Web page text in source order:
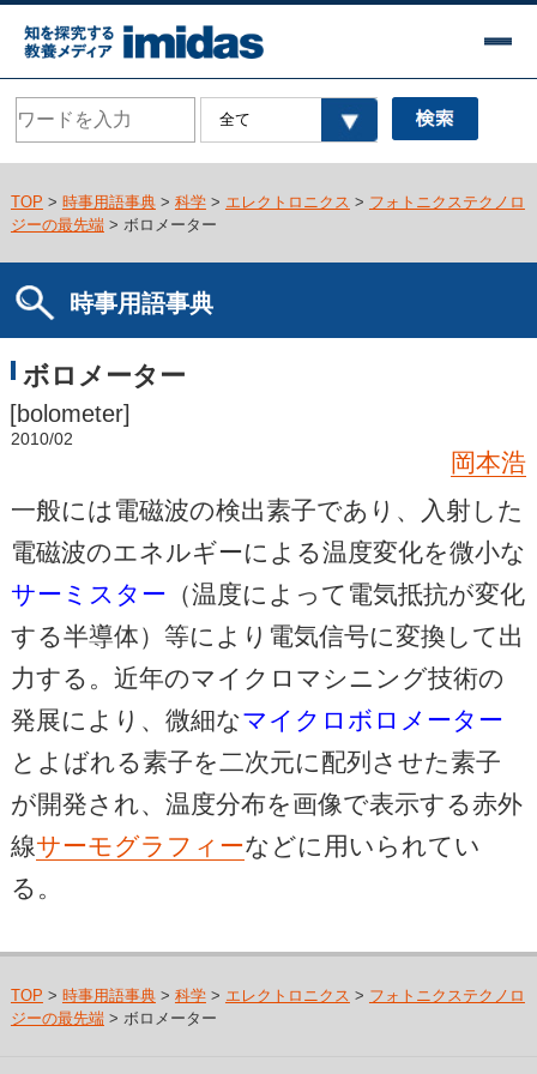
TOP > 時事用語事典> 科学> エレクトロニクス > フォトニクステクノロ
ジーの最先端> ボロメーター
時事用語事典
ボロメーター
[bolometer]
2010/02
岡本浩
一般には電磁波の検出素子であり、入射した
電磁波のエネルギーによる温度変化を微小な
サーミスター （温度によって電気抵抗が変化
する半導体）等により電気信号に変換して出
力する。近年のマイクロマシニング技術の
発展により、微細なマイクロボロメーター
とよばれる素子を二次元に配列させた素子
が開発され、温度分布を画像で表示する赤外
線サーモグラフィーなどに用いられてい
る。
TOP > 時事用語事典> 科学> エレクトロニクス > フォトニクステクノロ
ジーの最先端> ボロメーター